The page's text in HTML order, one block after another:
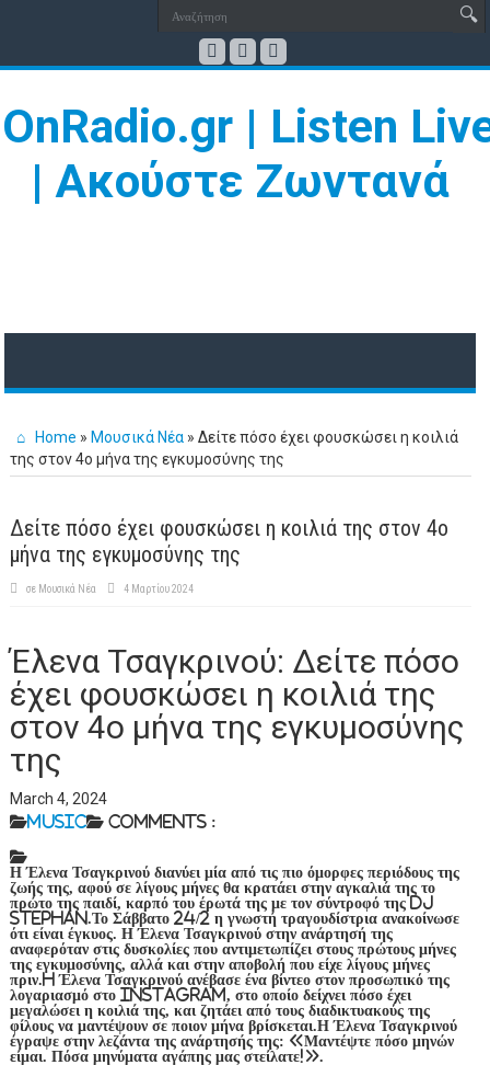
Home » Μουσικά Νέα » Δείτε πόσο έχει φουσκώσει η κοιλιά
της στον 4ο μήνα της εγκυμοσύνης της
Δείτε πόσο έχει φουσκώσει η κοιλιά της στον 4ο
μήνα της εγκυμοσύνης της
σε Μουσικά Νέα 4 Μαρτίου 2024
Έλενα Τσαγκρινού: Δείτε πόσο
έχει φουσκώσει η κοιλιά της
στον 4ο μήνα της εγκυμοσύνης
της
March 4, 2024
Music Comments :
Η Έλενα Τσαγκρινού διανύει μία από τις πιο όμορφες περιόδους της
ζωής της, αφού σε λίγους μήνες θα κρατάει στην αγκαλιά της το
πρώτο της παιδί, καρπό του έρωτά της με τον σύντροφό της Dj
Stephan.Το Σάββατο 24/2 η γνωστή τραγουδίστρια ανακοίνωσε
ότι είναι έγκυος. Η Έλενα Τσαγκρινού στην ανάρτησή της
αναφερόταν στις δυσκολίες που αντιμετωπίζει στους πρώτους μήνες
της εγκυμοσύνης, αλλά και στην αποβολή που είχε λίγους μήνες
πριν.H Έλενα Τσαγκρινού ανέβασε ένα βίντεο στον προσωπικό της
λογαριασμό στο Instagram, στο οποίο δείχνει πόσο έχει
μεγαλώσει η κοιλιά της, και ζητάει από τους διαδικτυακούς της
φίλους να μαντέψουν σε ποιον μήνα βρίσκεται.Η Έλενα Τσαγκρινού
έγραψε στην λεζάντα της ανάρτησής της: «Μαντέψτε πόσο μηνών
είμαι. Πόσα μηνύματα αγάπης μας στείλατε!».